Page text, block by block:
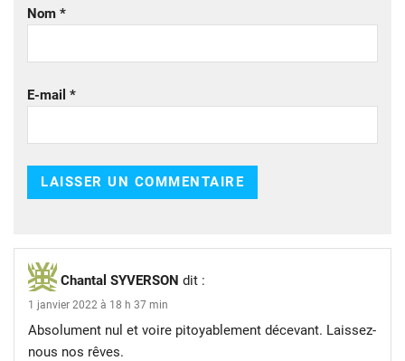
Nom *
E-mail *
Chantal SYVERSON dit :
1 janvier 2022 à 18 h 37 min
Absolument nul et voire pitoyablement décevant. Laissez-
nous nos rêves.